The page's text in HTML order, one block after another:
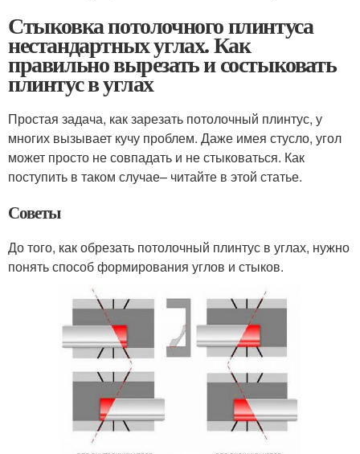
Стыковка потолочного плинтуса
нестандартных углах. Как
правильно вырезать и состыковать
плинтус в углах
Простая задача, как зарезать потолочный плинтус, у
многих вызывает кучу проблем. Даже имея стусло, угол
может просто не совпадать и не стыковаться. Как
поступить в таком случае– читайте в этой статье.
Советы
До того, как обрезать потолочный плинтус в углах, нужно
понять способ формирования углов и стыков.